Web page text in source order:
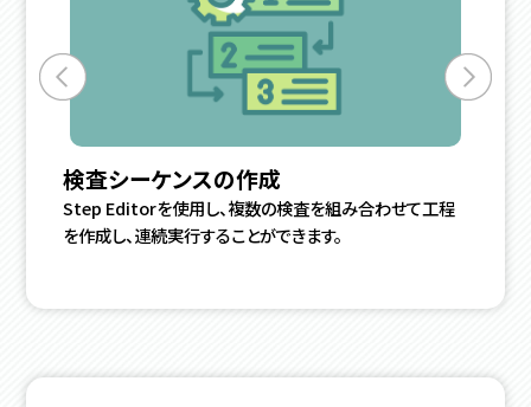
検査シーケンスの作成
Step Editorを使用し、複数の検査を組み合わせて工程
を作成し、連続実行することができます。